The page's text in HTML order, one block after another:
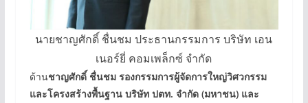
นายชาญศักดิ์ ชื่นชม ประธานกรรมการ บริษัท เอน
เนอร์ยี่ คอมเพล็กซ์ จำกัด
ด้านชาญศักดิ์ ชื่นชม รองกรรมการผู้จัดการใหญ่วิศวกรรม
และโครงสร้างพื้นฐาน บริษัท ปตท. จำกัด (มหาชน) และ